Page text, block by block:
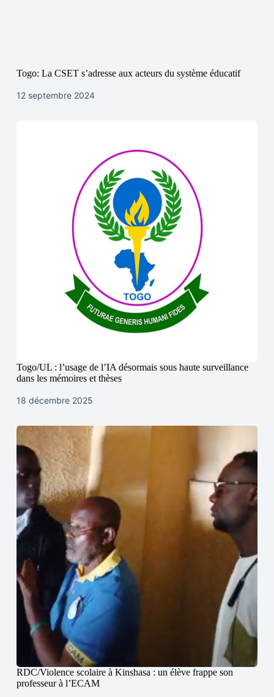
Togo: La CSET s’adresse aux acteurs du système éducatif
12 septembre 2024
Togo/UL : l’usage de l’IA désormais sous haute surveillance
dans les mémoires et thèses
18 décembre 2025
RDC/Violence scolaire à Kinshasa : un élève frappe son
professeur à l’ECAM